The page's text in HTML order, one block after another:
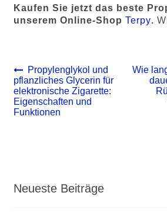
Kaufen Sie jetzt das beste
unserem Online-Shop Terpy.
Beitrags-
Navigation
Vorheriger
Beitrag:
Propylenglykol und
pflanzliches Glycerin für
elektronische Zigarette:
Eigenschaften und
Funktionen
Beitrag:
Wie
Neueste Beiträge